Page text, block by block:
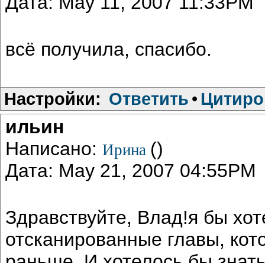
всё получила, спасибо.
Настройки: Ответить •
ильин
Написано: Ирина ()
Дата: May 21, 2007 04:55PM
Здравствуйте, Влад!я бы
отсканированные главы,